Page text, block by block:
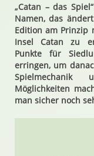
„Catan – das
Namen, das
Edition am Prinzip
Insel Catan zu
Punkte für
erringen, um
Möglichkeiten
man sicher noch